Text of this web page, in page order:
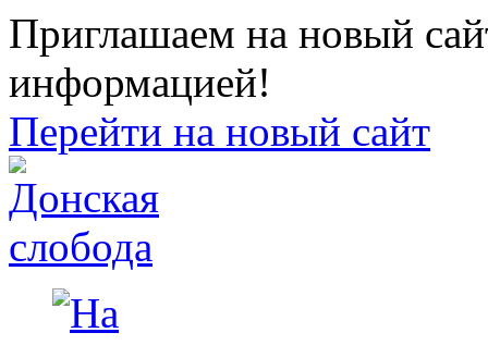
Приглашаем на новый
информацией!
Перейти на новый сайт